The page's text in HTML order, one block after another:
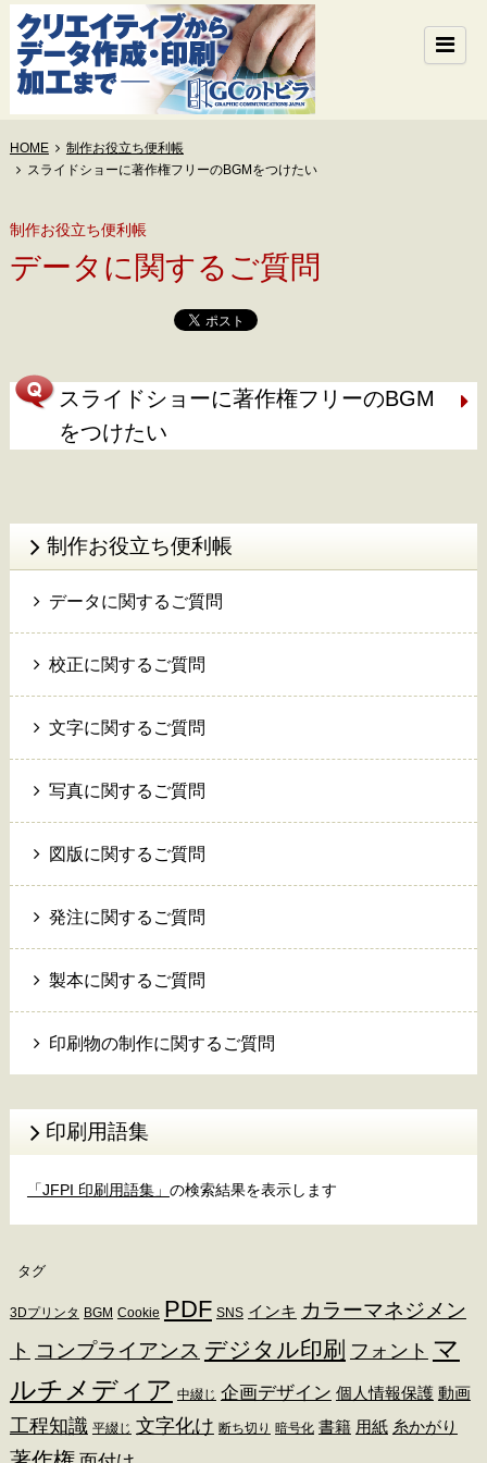
HOME
制作お役立ち便利帳
スライドショーに著作権フリーのBGMをつけたい
制作お役立ち便利帳
データに関するご質問
スライドショーに著作権フリーのBGM
をつけたい
制作お役立ち便利帳
データに関するご質問
校正に関するご質問
文字に関するご質問
写真に関するご質問
図版に関するご質問
発注に関するご質問
製本に関するご質問
印刷物の制作に関するご質問
印刷用語集
「JFPI 印刷用語集」 の検索結果を表示します
タグ
3Dプリンタ BGM Cookie PDF SNS インキ カラーマネジメン
ト コンプライアンス デジタル印刷 フォント マ
ルチメディア 中綴じ 企画デザイン 個人情報保護 動画
工程知識 平綴じ 文字化け 断ち切り 暗号化 書籍 用紙 糸かがり